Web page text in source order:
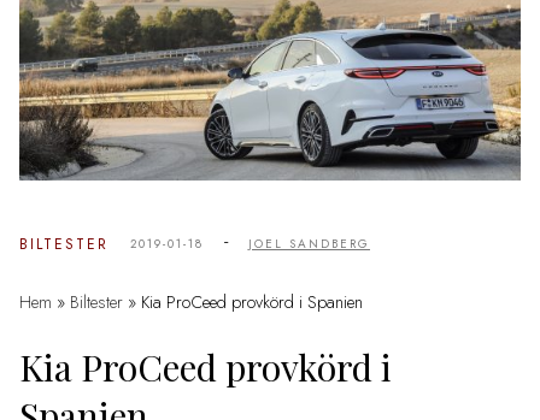
BILTESTER 2019-01-18 - JOEL SANDBERG
Hem » Biltester » Kia ProCeed provkörd i Spanien
Kia ProCeed provkörd i